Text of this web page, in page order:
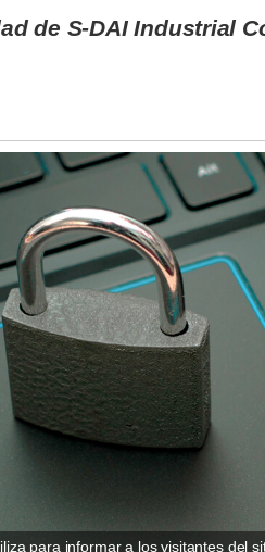
de S-DAI Industrial
para informar a los visitantes del